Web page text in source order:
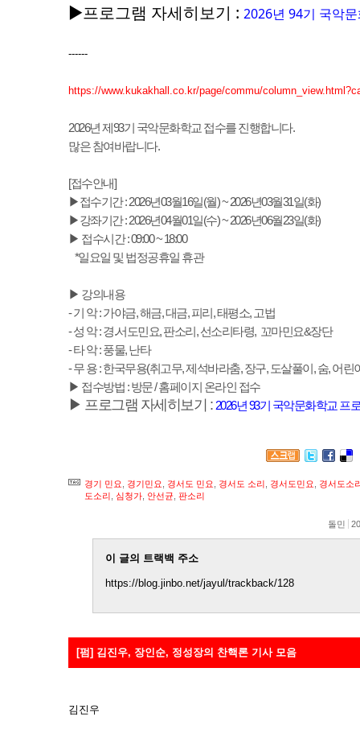
▶프로그램 자세히보기 : 2026년 94기 국악
------
https://www.kukakhall.co.kr/page/commu/
2026년 제93기 국악문화학교 접수를 진행합니다.
많은 참여바랍니다.
[접수안내]
▶접수기간 : 2026년03월16일(월) ~ 2026년03월31일(화)
▶강좌기간 : 2026년04월01일(수) ~ 2026년06월23일(화)
▶ 접수시간 : 09:00 ~ 18:00
*일요일 및 법정공휴일 휴관
▶ 강의내용
- 기 악 : 가야금, 해금, 대금, 피리, 태평소, 고법
- 성 악 : 경.서도민요, 판소리, 선소리타령, 꼬마민요&장단
- 타 악 : 풍물, 난타
- 무 용 : 한국무용(취고무, 제석바라춤, 장구, 도살풀이, 숨, 어린
▶ 접수방법 : 방문 / 홈페이지 온라인 접수
▶ 프로그램 자세히보기 : 2026년 93기 국악문화학교 프
경기 민요 경기민요 경서도 민요 경서도 소리 경서도민요
경서도소
도소리 심청가 안선균 판소리
돌민
이 글의 트랙백 주소
https://blog.jinbo.net/jayul/trackback/128
[펌] 김진우, 장인순, 정성장의 찬핵론 기사 모음
김진우